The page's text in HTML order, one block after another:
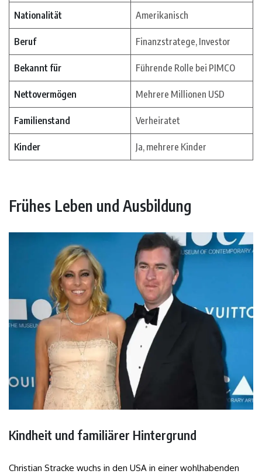
Nationalität Amerikanisch
Beruf Finanzstratege, Investor
Bekannt für Führende Rolle bei PIMCO
Nettovermögen Mehrere Millionen USD
Familienstand Verheiratet
Kinder Ja, mehrere Kinder
Frühes Leben und Ausbildung
Kindheit und familiärer Hintergrund
Christian Stracke wuchs in den USA in einer wohlhabenden